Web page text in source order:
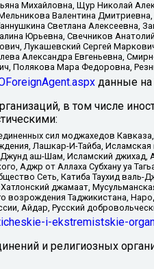
Михайловна, Щур Николай
Валентина
Светлана Алексеевна,
Юрьевна, Свечников
Лукашевский Сергей
Александра Евгеньевна,
Полякова Мара Федоровна,
данные на
в том числе
сил моджахедов
Лашкар-И-Тайба,
аш-Шам, Исламский
Аджр от Аллаха Субхану уа
Сеть, Катиба Таухид
джамаат,
возрождения Таджикистана,
Айдар, Русский
i-ekstremistskie-
и религиозных